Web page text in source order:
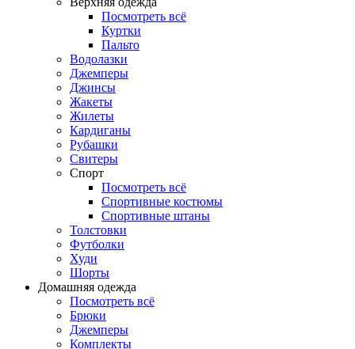
Посмотреть всё
Куртки
Пальто
Водолазки
Джемперы
Джинсы
Жакеты
Жилеты
Кардиганы
Рубашки
Свитеры
Спорт
Посмотреть всё
Спортивные костюмы
Спортивные штаны
Толстовки
Футболки
Худи
Шорты
Домашняя одежда
Посмотреть всё
Брюки
Джемперы
Комплекты